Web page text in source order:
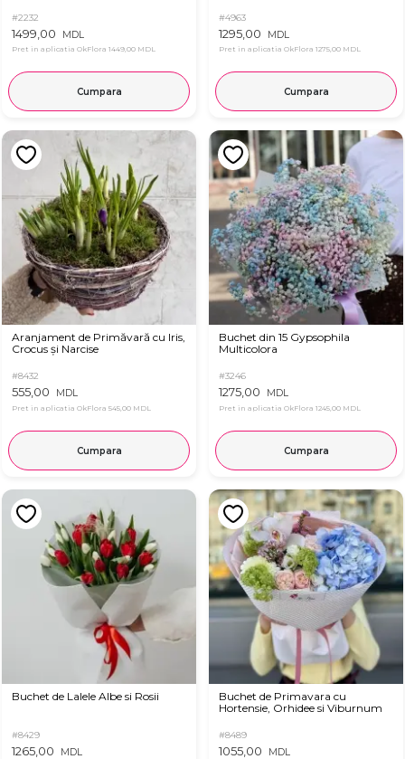
#2232
1499,00 MDL
Pret in aplicatia OkFlora 1449,00 MDL
Cumpara
#4963
1295,00 MDL
Pret in aplicatia OkFlora 1275,00 MDL
Cumpara
Aranjament de Primăvară cu Iris,
Crocus și Narcise
#8432
555,00 MDL
Pret in aplicatia OkFlora 545,00 MDL
Cumpara
Buchet din 15 Gypsophila
Multicolora
#3246
1275,00 MDL
Pret in aplicatia OkFlora 1245,00 MDL
Cumpara
Buchet de Lalele Albe si Rosii
#8429
1265,00 MDL
Buchet de Primavara cu
Hortensie, Orhidee si Viburnum
#8489
1055,00 MDL